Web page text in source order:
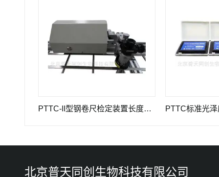
PTTC-II型钢卷尺检定装置长度计量仪器 PTTC标准光泽度板
北京普天同创生物科技有限公司